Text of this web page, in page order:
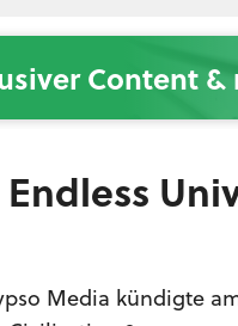
Content
Media kündigte